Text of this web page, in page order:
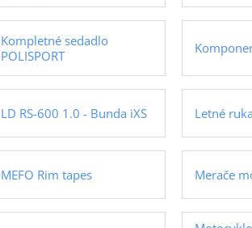
Kompletné sedadlo
POLISPORT
LD RS-600 1.0 - Bunda iXS Letné
MEFO Rim tapes Merače